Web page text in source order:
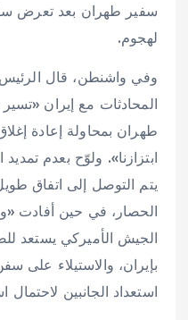
سفير طهران بعد تعرض
لهجوم.
وفي واشنطن، قال
المحادثات مع إيران
طهران بمحاولة إعادة
ابتزازنا». ولوّح بعدم تمديد
يتم التوصل إلى اتفاق
الحصار، في حين أفادت
الجيش الأميركي يستعد
بإيران، والاستيلاء على
استعداد الجانبين لاحتمال